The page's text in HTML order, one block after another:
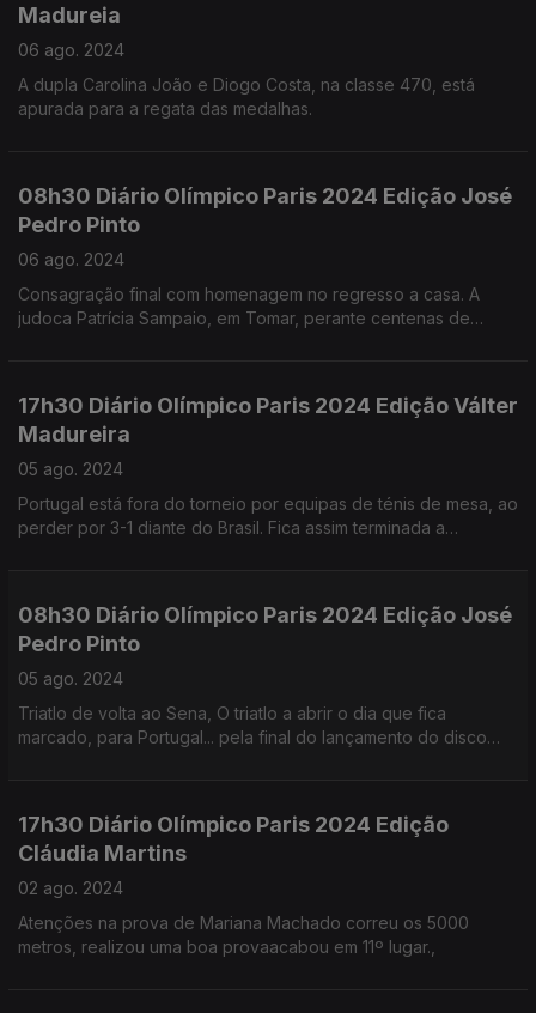
Madureia
06 ago. 2024
A dupla Carolina João e Diogo Costa, na classe 470, está
apurada para a regata das medalhas.
08h30 Diário Olímpico Paris 2024 Edição José
Pedro Pinto
06 ago. 2024
Consagração final com homenagem no regresso a casa. A
judoca Patrícia Sampaio, em Tomar, perante centenas de
17h30 Diário Olímpico Paris 2024 Edição Válter
Madureira
05 ago. 2024
Portugal está fora do torneio por equipas de ténis de mesa, ao
perder por 3-1 diante do Brasil. Fica assim terminada a
08h30 Diário Olímpico Paris 2024 Edição José
Pedro Pinto
05 ago. 2024
Triatlo de volta ao Sena, O triatlo a abrir o dia que fica
marcado, para Portugal... pela final do lançamento do disco
17h30 Diário Olímpico Paris 2024 Edição
Cláudia Martins
02 ago. 2024
Atenções na prova de Mariana Machado correu os 5000
metros, realizou uma boa provaacabou em 11º lugar.,